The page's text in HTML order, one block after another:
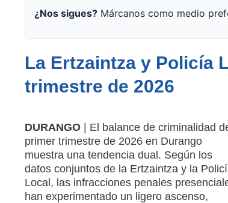
¿Nos sigues?Márcanos como medio
La Ertzaintza y Policía
trimestre de 2026
DURANGO| El balance de criminalidad
primer trimestre de 2026 en Durango
muestra una tendencia dual. Según los
datos conjuntos de la Ertzaintza y la
Local, las infracciones penales
han experimentado un ligero ascenso,